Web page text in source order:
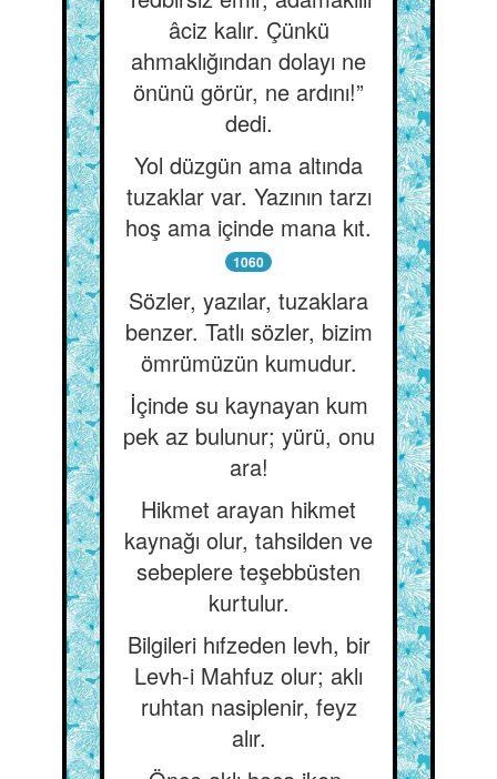
âciz kalır. Çünkü
ahmaklığından dolayı ne
önünü görür, ne ardını!”
dedi.
Yol düzgün ama altında
tuzaklar var. Yazının tarzı
hoş ama içinde mana kıt.
1060
Sözler, yazılar, tuzaklara
benzer. Tatlı sözler, bizim
ömrümüzün kumudur.
İçinde su kaynayan kum
pek az bulunur; yürü, onu
ara!
Hikmet arayan hikmet
kaynağı olur, tahsilden ve
sebeplere teşebbüsten
kurtulur.
Bilgileri hıfzeden levh, bir
Levh-i Mahfuz olur; aklı
ruhtan nasiplenir, feyz
alır.